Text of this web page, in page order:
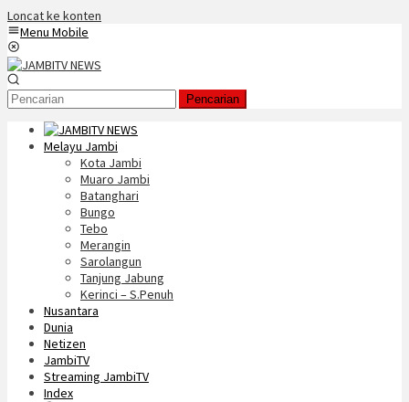
Loncat ke konten
Menu Mobile
Pencarian
Melayu Jambi
Kota Jambi
Muaro Jambi
Batanghari
Bungo
Tebo
Merangin
Sarolangun
Tanjung Jabung
Kerinci – S.Penuh
Nusantara
Dunia
Netizen
JambiTV
Streaming JambiTV
Index